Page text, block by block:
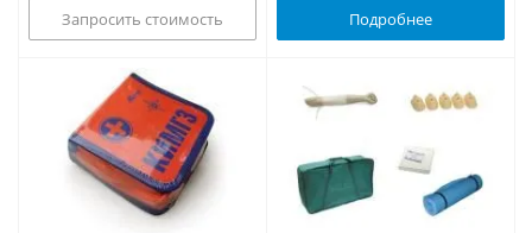
Запросить стоимость Подробнее